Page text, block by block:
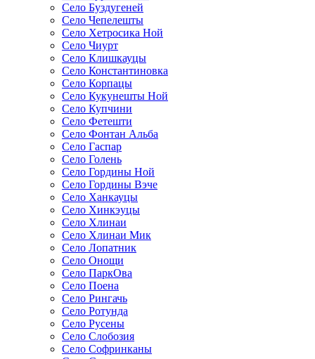
Село Буздугеней
Село Чепелешты
Село Хетросика Ной
Село Чиурт
Село Клишкауцы
Село Константиновка
Село Корпацы
Село Кукунешты Ной
Село Купчини
Село Фетешти
Село Фонтан Альба
Село Гаспар
Село Голень
Село Гордины Ной
Село Гордины Вэче
Село Ханкауцы
Село Хинкэуцы
Село Хлинаи
Село Хлинаи Мик
Село Лопатник
Село Онощи
Село ПаркОва
Село Поена
Село Рингачь
Село Ротунда
Село Русены
Село Слобозия
Село Софринканы